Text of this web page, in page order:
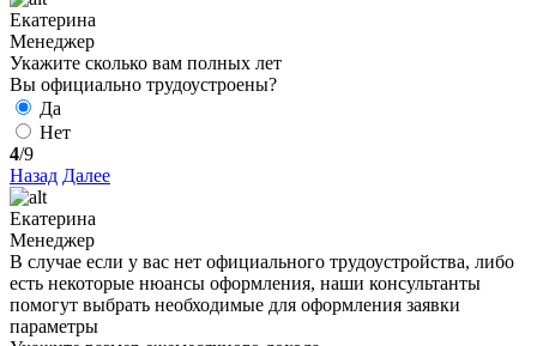
Екатерина
Менеджер
Укажите сколько вам полных лет
Вы официально трудоустроены?
Да
Нет
4/9
Назад Далее
Екатерина
Менеджер
В случае если у вас нет официального трудоустройства, либо
есть некоторые нюансы оформления, наши консультанты
помогут выбрать необходимые для оформления заявки
параметры